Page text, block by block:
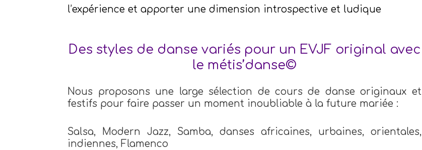
l’expérience et apporter une dimension introspective et ludique
Des styles de danse variés pour un EVJF original avec
le métis’danse©
Nous proposons une large sélection de cours de danse originaux et
festifs pour faire passer un moment inoubliable à la future mariée :
Salsa, Modern Jazz, Samba, danses africaines, urbaines, orientales,
indiennes, Flamenco